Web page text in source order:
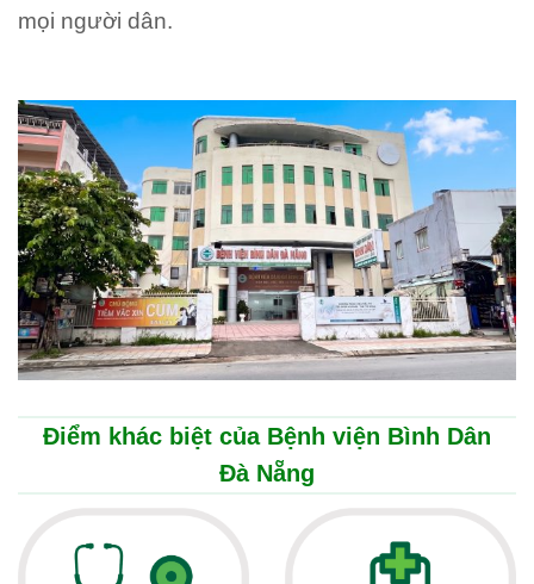
mọi người dân.
Điểm khác biệt của Bệnh viện Bình Dân
Đà Nẵng